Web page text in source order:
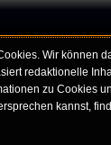
Wir können
redaktionelle
zu Cookies
kannst,